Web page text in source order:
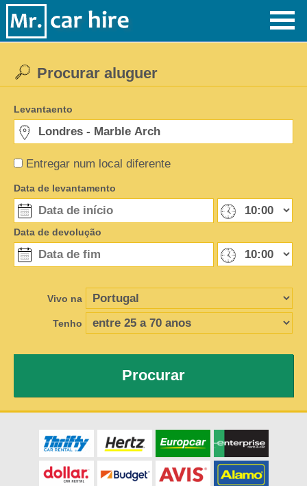
Entregar num local diferente
Procurar aluguer
Levantaento
Data de levantamento
Data de devolução
Vivo na
Tenho
Procurar